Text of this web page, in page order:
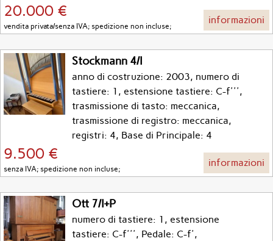
20.000 €
vendita privata/senza IVA; spedizione non incluse;
informazioni
Stockmann 4/I
anno di costruzione: 2003, numero di
tastiere: 1, estensione tastiere: C-f''',
trasmissione di tasto: meccanica,
trasmissione di registro: meccanica,
registri: 4, Base di Principale: 4
9.500 €
senza IVA; spedizione non incluse;
informazioni
Ott 7/I+P
numero di tastiere: 1, estensione
tastiere: C-f''', Pedale: C-f',